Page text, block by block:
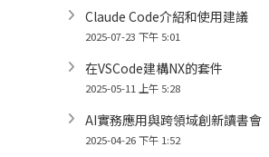
Claude Code介紹和使用建議
2025-07-23 下午 5:01
在VSCode建構NX的套件
2025-05-11 上午 5:28
AI實務應用與跨領域創新讀書會
2025-04-26 下午 1:52